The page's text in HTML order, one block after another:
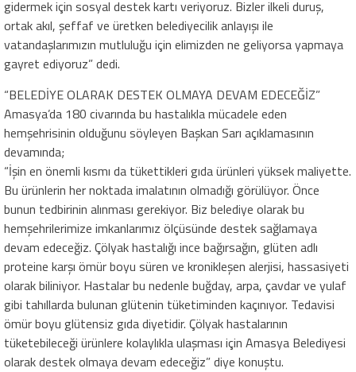
gidermek için sosyal destek kartı veriyoruz. Bizler ilkeli duruş,
ortak akıl, şeffaf ve üretken belediyecilik anlayışı ile
vatandaşlarımızın mutluluğu için elimizden ne geliyorsa yapmaya
gayret ediyoruz” dedi.
“BELEDİYE OLARAK DESTEK OLMAYA DEVAM EDECEĞİZ”
Amasya’da 180 civarında bu hastalıkla mücadele eden
hemşehrisinin olduğunu söyleyen Başkan Sarı açıklamasının
devamında;
“İşin en önemli kısmı da tükettikleri gıda ürünleri yüksek maliyette.
Bu ürünlerin her noktada imalatının olmadığı görülüyor. Önce
bunun tedbirinin alınması gerekiyor. Biz belediye olarak bu
hemşehrilerimize imkanlarımız ölçüsünde destek sağlamaya
devam edeceğiz. Çölyak hastalığı ince bağırsağın, glüten adlı
proteine karşı ömür boyu süren ve kronikleşen alerjisi, hassasiyeti
olarak biliniyor. Hastalar bu nedenle buğday, arpa, çavdar ve yulaf
gibi tahıllarda bulunan glütenin tüketiminden kaçınıyor. Tedavisi
ömür boyu glütensiz gıda diyetidir. Çölyak hastalarının
tüketebileceği ürünlere kolaylıkla ulaşması için Amasya Belediyesi
olarak destek olmaya devam edeceğiz” diye konuştu.